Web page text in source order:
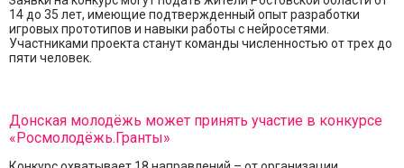
14 до 35 лет, имеющие подтвержденный опыт разработки
игровых прототипов и навыки работы с нейросетями.
Участниками проекта станут команды численностью от трех до
пяти человек.
Донская молодёжь может принять участие в конкурсе
«Росмолодёжь.Гранты»